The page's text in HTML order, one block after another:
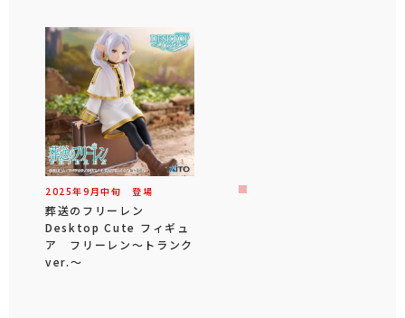
2025年9 月中旬 登場
葬送のフリーレン
Desktop Cute フィギュ
ア フリーレン～トランク
ver.～